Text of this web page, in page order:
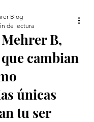
B,
cambian
únicas
tu ser
Blog
de lectura